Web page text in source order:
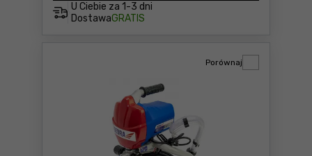
U Ciebie za 1-3 dni
DostawaGRATIS
Porównaj